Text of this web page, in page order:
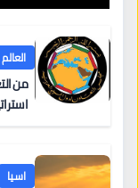
من
اسيا